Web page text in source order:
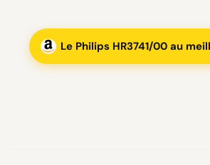
Le Philips HR3741/00 au